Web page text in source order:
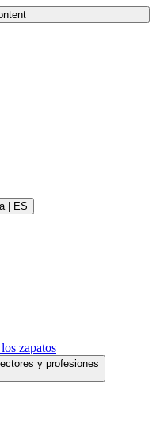
| ES
zapatos
y profesiones